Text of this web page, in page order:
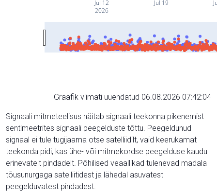
Jul 12
2026
Jul 19
Graafik viimati uuendatud 06.08.2026 07:42:04
Signaali mitmeteelisus näitab signaali teekonna pikenemist
sentimeetrites signaali peegelduste tõttu. Peegeldunud
signaal ei tule tugijaama otse satelliidilt, vaid keerukamat
teekonda pidi, kas ühe- või mitmekordse peegelduse kaudu
erinevatelt pindadelt. Põhilised veaallikad tulenevad madala
tõusunurgaga satelliitidest ja lähedal asuvatest
peegelduvatest pindadest.